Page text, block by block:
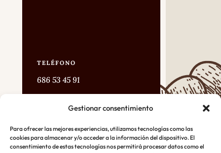
Gestionar consentimiento
Para ofrecer las mejores experiencias, utilizamos tecnologías como las
cookies para almacenar y/o acceder a la información del dispositivo. El
consentimiento de estas tecnologías nos permitirá procesar datos como el
TELÉFONO
686 53 45 91
DIRECCIÓN
C/ Pirita Nº25 Valladolid